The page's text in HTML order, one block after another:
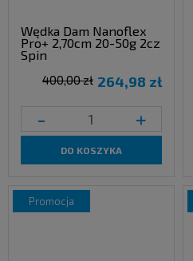
Wędka Dam Nanoflex
Pro+ 2,70cm 20-50g 2cz
Spin
264,98 zł
400,00 zł
- +
DO KOSZYKA
promocja